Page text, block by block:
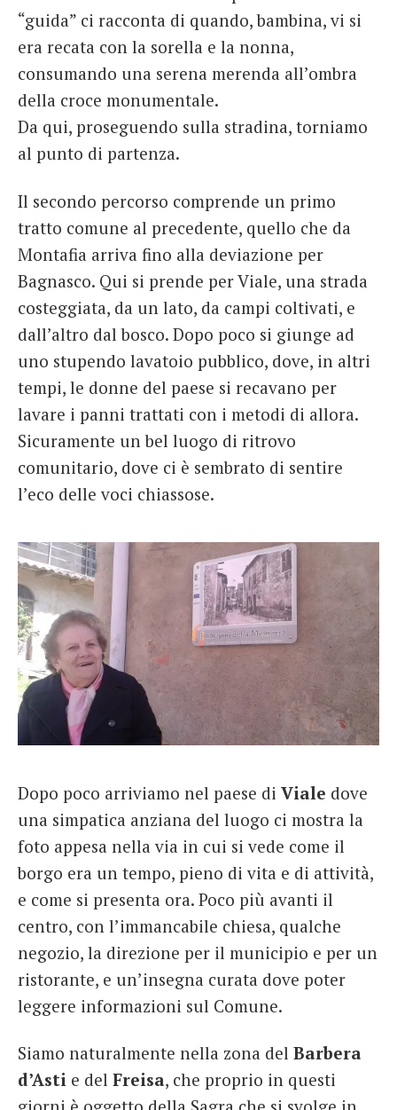
“guida” ci racconta di quando, bambina, vi si
era recata con la sorella e la nonna,
consumando una serena merenda all’ombra
della croce monumentale.
Da qui, proseguendo sulla stradina, torniamo
al punto di partenza.
Il secondo percorso comprende un primo
tratto comune al precedente, quello che da
Montafia arriva fino alla deviazione per
Bagnasco. Qui si prende per Viale, una strada
costeggiata, da un lato, da campi coltivati, e
dall’altro dal bosco. Dopo poco si giunge ad
uno stupendo lavatoio pubblico, dove, in altri
tempi, le donne del paese si recavano per
lavare i panni trattati con i metodi di allora.
Sicuramente un bel luogo di ritrovo
comunitario, dove ci è sembrato di sentire
l’eco delle voci chiassose.
Dopo poco arriviamo nel paese di Viale dove
una simpatica anziana del luogo ci mostra la
foto appesa nella via in cui si vede come il
borgo era un tempo, pieno di vita e di attività,
e come si presenta ora. Poco più avanti il
centro, con l’immancabile chiesa, qualche
negozio, la direzione per il municipio e per un
ristorante, e un’insegna curata dove poter
leggere informazioni sul Comune.
Siamo naturalmente nella zona del Barbera
d’Asti e del Freisa, che proprio in questi